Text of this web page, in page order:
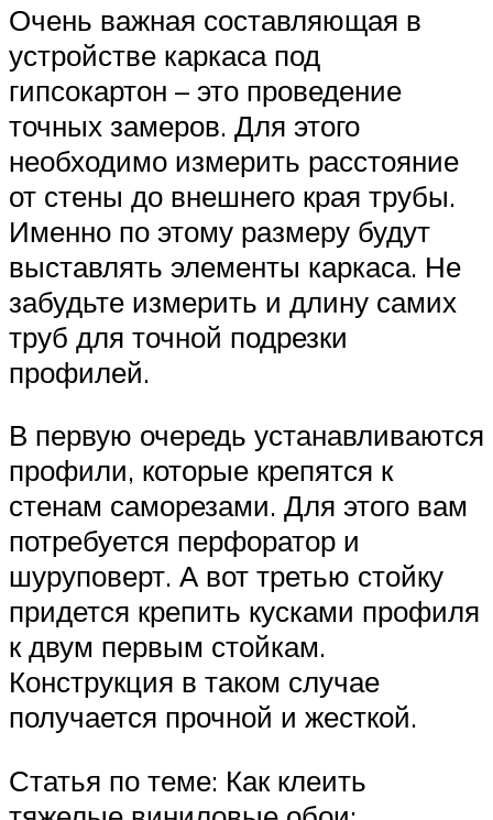
Очень важная составляющая в
устройстве каркаса под
гипсокартон – это проведение
точных замеров. Для этого
необходимо измерить расстояние
от стены до внешнего края трубы.
Именно по этому размеру будут
выставлять элементы каркаса. Не
забудьте измерить и длину самих
труб для точной подрезки
профилей.
В первую очередь устанавливаются
профили, которые крепятся к
стенам саморезами. Для этого вам
потребуется перфоратор и
шуруповерт. А вот третью стойку
придется крепить кусками профиля
к двум первым стойкам.
Конструкция в таком случае
получается прочной и жесткой.
Статья по теме: Как клеить